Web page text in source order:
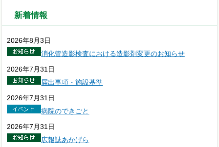
新着情報
2026年8月3日
消化管造影検査における造影剤変更のお知らせ
2026年7月31日
届出事項・施設基準
2026年7月31日
病院のできごと
2026年7月31日
広報誌あかげら